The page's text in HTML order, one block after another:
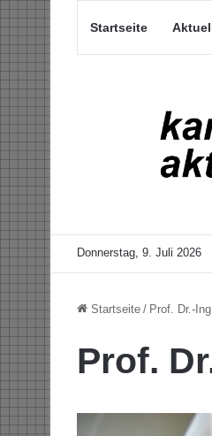
Startseite
Donnerstag, 9. Juli 2026
Startseite / Prof. Dr.-
Prof.